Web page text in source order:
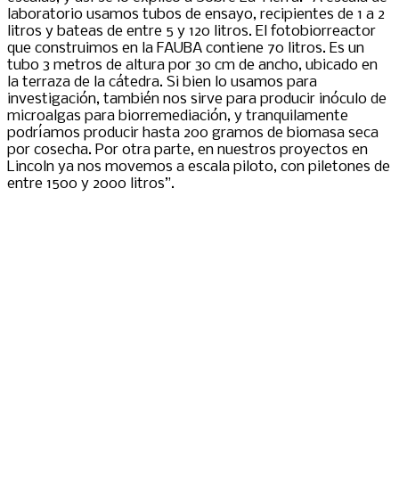
laboratorio usamos tubos de ensayo, recipientes de 1 a 2
litros y bateas de entre 5 y 120 litros. El fotobiorreactor
que construimos en la FAUBA contiene 70 litros. Es un
tubo 3 metros de altura por 30 cm de ancho, ubicado en
la terraza de la cátedra. Si bien lo usamos para
investigación, también nos sirve para producir inóculo de
microalgas para biorremediación, y tranquilamente
podríamos producir hasta 200 gramos de biomasa seca
por cosecha. Por otra parte, en nuestros proyectos en
Lincoln ya nos movemos a escala piloto, con piletones de
entre 1500 y 2000 litros”.